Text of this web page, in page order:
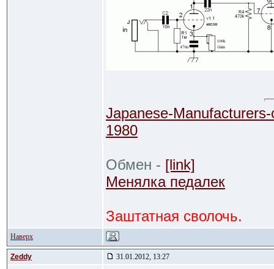
Japanese-
1980
Обмен - [link]
Менялка педалек
Заштатная сволочь.
Наверх
Zeddy 31.01.2012, 13:27